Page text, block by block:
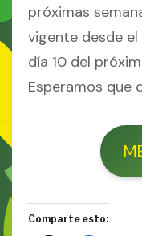
próximas
vigente desde
día 10 del
Esperamos que
Comparte esto: